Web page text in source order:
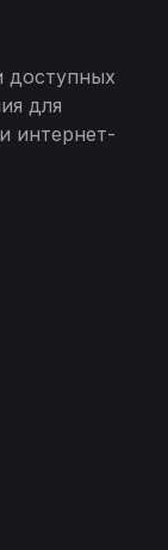
доступных
для
интернет-